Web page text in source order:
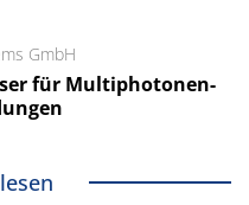
GmbH
für Multiphotonen-